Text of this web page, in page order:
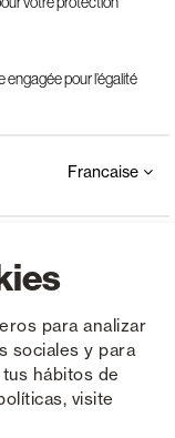
para analizar
sociales y para
hábitos de
visite
engagée pour l’égalité
Avis juridique Cookies
Francaise